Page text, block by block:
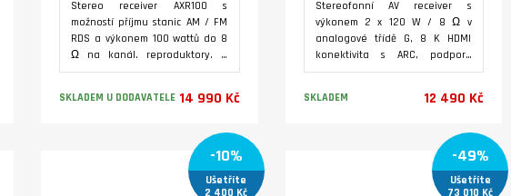
Stereo receiver AXR100 s
možností příjmu stanic AM / FM
RDS a výkonem 100 wattů do 8
Ω na kanál. reproduktory. 3
vstupy pro analogové zdroje
Jack 3,5 mm na předním panelu
přenoskou. 2 optické TosLink a 1
koaxiální vstup pro digitální
signály. Bluetooth přijímač pro
streamování hudby ze
SKLADEM U DODAVATELE 14 990 Kč
Stereofonní AV receiver s
výkonem 2 x 120 W / 8 Ω v
analogové třídě G, 8 K HDMI
konektivita s ARC, podpora
streamování z hudebních
technologie SONOS. Výstupy pro
zesilovač 2. zóny. Podpora HI-
Res audio až 24bit / 192 kHz.
SKLADEM 12 490 Kč
-10%
Ušetříte
2 400 Kč
-49%
Ušetříte
73 010 Kč